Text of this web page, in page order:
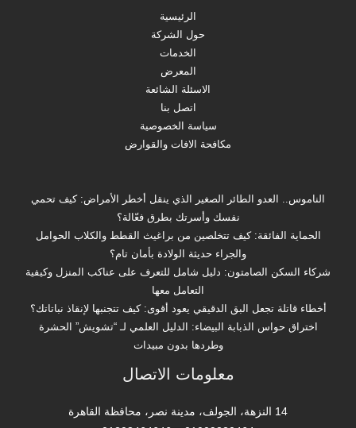
الرئيسية
حول الشركة
الخدمات
المعرض
الاسئلة الشائعة
اتصل بنا
سياسة الخصوصية
مكافحة الافات والقوارض
الناموس.. العدو الطائر الصغير الذي ينقل أخطر الأمراض: كيف تحمي
نفسك وأسرتك بطرق فعّالة؟
الحماية الفائقة: كيف تتخلصين من براغيث القطط والكلاب الحوامل
والجراء حديثة الولادة بأمان تام؟
شركاء السكن الصامتون: دليل شامل للتعرف على عناكب المنزل وكيفية
التعامل معها
أخطاء قاتلة تجعل البق الدقيقي يعود أقوى: كيف تتجنبها لإنقاذ نباتاتك؟
اختراق حواس الذبابة البيضاء: الدليل العلمي لـ “تشويش” الحشرة
وطردها بدون مبيدات
معلومات الاتصال
14 النزهة، الجولف، مدينة نصر، محافظة القاهرة‬